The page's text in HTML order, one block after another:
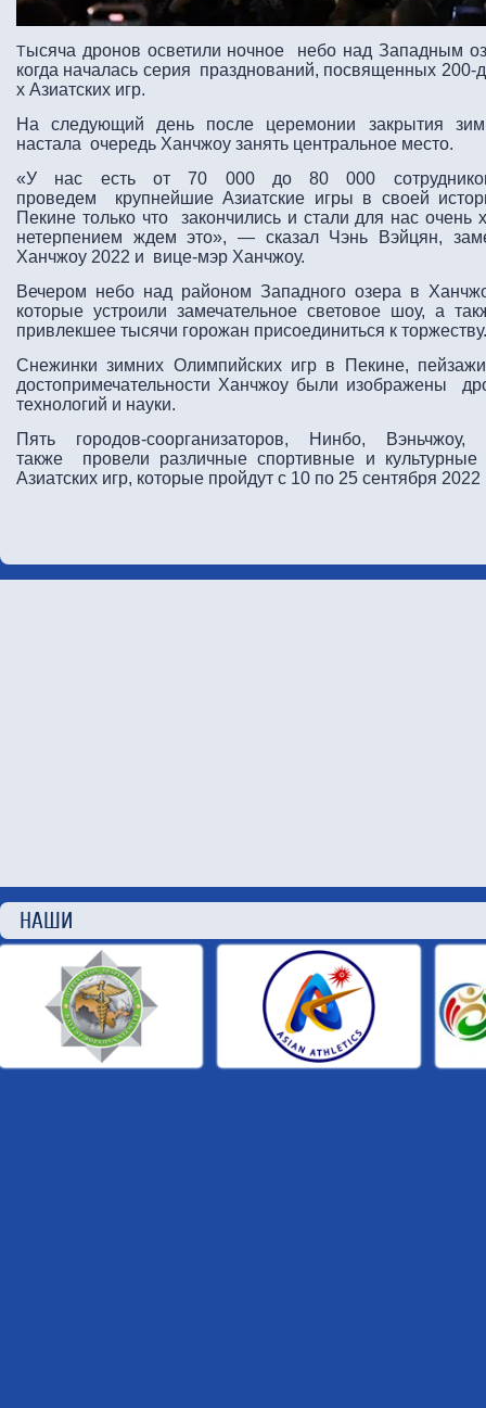
Тысяча дронов осветили ночное небо над Западным
когда началась серия празднований, посвященных 200-
х Азиатских игр.
На следующий день после церемонии закрытия
настала очередь Ханчжоу занять центральное место.
«У нас есть от 70 000 до 80 000
проведем крупнейшие Азиатские игры в своей
Пекине только что закончились и стали для нас
нетерпением ждем это», — сказал Чэнь Вэйцян,
Ханчжоу 2022 и вице-мэр Ханчжоу.
Вечером небо над районом Западного озера в
которые устроили замечательное световое шоу, а
привлекшее тысячи горожан присоединиться к торжеству.
Снежинки зимних Олимпийских игр в Пекине,
достопримечательности Ханчжоу были изображены
технологий и науки.
Пять городов-соорганизаторов, Нинбо,
также провели различные спортивные и
Азиатских игр, которые пройдут с 10 по 25 сентября
НАШИ